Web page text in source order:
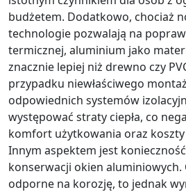
budżetem. Dodatkowo, chociaż
technologie pozwalają na
termicznej, aluminium jako
znacznie lepiej niż drewno czy
przypadku niewłaściwego
odpowiednich systemów
występować straty ciepła, co
komfort użytkowania oraz
Innym aspektem jest
konserwacji okien aluminiowych.
odporne na korozję, to jednak